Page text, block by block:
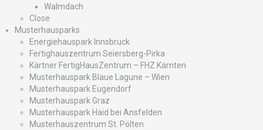
Walmdach
Close
Musterhausparks
Energiehauspark Innsbruck
Fertighauszentrum Seiersberg-Pirka
Kärtner FertigHausZentrum – FHZ Kärnten
Musterhauspark Blaue Lagune – Wien
Musterhauspark Eugendorf
Musterhauspark Graz
Musterhauspark Haid bei Ansfelden
Musterhauszentrum St. Pölten